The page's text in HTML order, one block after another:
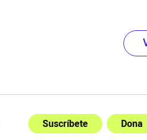
Suscríbete Dona